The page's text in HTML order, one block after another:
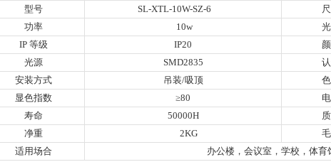
型号 SL-XTL-10W-SZ-6
功率
10w
IP 等级
IP20
光源
SMD2835
安装方式
吊装/吸顶
显色指数
≥80
寿命
50000H
净重
2KG
适用场合
办公楼，会议室，学校，体